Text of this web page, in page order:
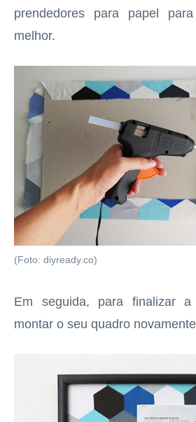
prendedores para papel
melhor.
(Foto: diyready.co)
Em seguida, para finalizar
montar o seu quadro